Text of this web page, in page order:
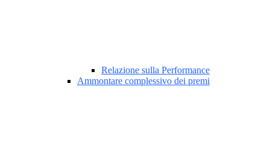
Relazione sulla Performance
Ammontare complessivo dei premi